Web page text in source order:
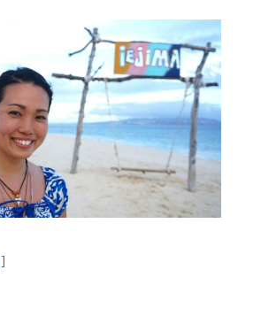
]